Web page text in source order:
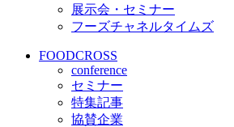
展示会・セミナー
フーズチャネルタイムズ
FOODCROSS
conference
セミナー
特集記事
協賛企業